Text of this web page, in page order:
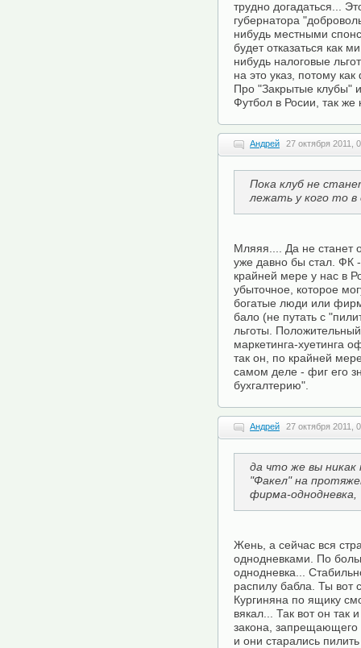
трудно догадаться...
губернатора
нибудь местными
будет отказаться как
нибудь налоговые
на это указ, потому
Про "Закрытые клубы"
Футбол в Росии, так же
Андрей 27 октября 2011,
Пока клуб не
лежать у кого то в
Мляяя.... Да не станет
уже давно бы стал. ФК
крайней мере у нас в
убыточное, которое
богатые люди или
бало (не путать с
льготы.
маркетинга-хуетинга
так он, по крайней
самом деле - фиг его
бухгалтерию".
Андрей 27 октября 2011,
да что же вы
"Факел" на
фирма-однодневка,
Жень, а сейчас вся
однодневками. По
однодневка...
распилу бабла. Ты вот
Кургиняна по ящику
вякал... Так вот он так
закона, запрещающего
и они старались